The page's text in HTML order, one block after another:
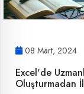
08 Mart, 2024
Excel'de
Oluşturmadan